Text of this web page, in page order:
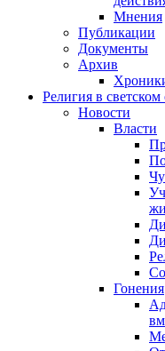
Мнения
Публикации
Документы
Архив
Религия в
Новости
Власти
Гонения